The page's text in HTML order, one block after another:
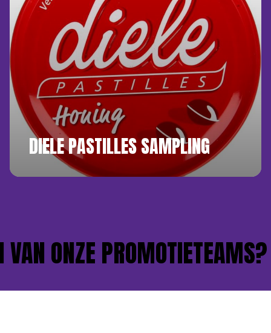
DIELE PASTILLES SAMPLING
ONZE PROMOTIETEAMS?